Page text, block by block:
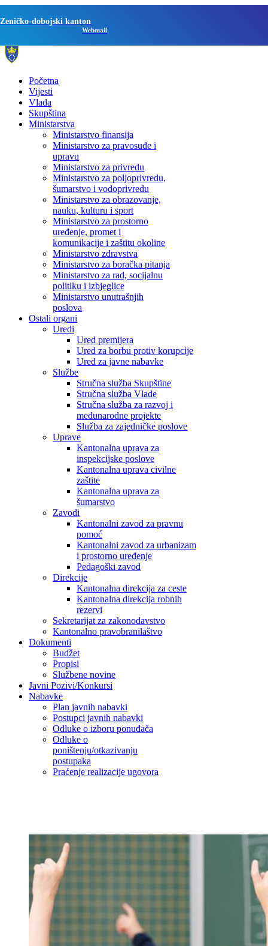
Zeničko-dobojski kanton
Webmail
Početna
Vijesti
Vlada
Skupština
Ministarstva
Ministarstvo finansija
Ministarstvo za pravosuđe i
upravu
Ministarstvo za privredu
Ministarstvo za poljoprivredu,
šumarstvo i vodoprivredu
Ministarstvo za obrazovanje,
nauku, kulturu i sport
Ministarstvo za prostorno
uređenje, promet i
komunikacije i zaštitu okoline
Ministarstvo zdravstva
Ministarstvo za boračka pitanja
Ministarstvo za rad, socijalnu
politiku i izbjeglice
Ministarstvo unutrašnjih
poslova
Ostali organi
Uredi
Ured premijera
Ured za borbu protiv korupcije
Ured za javne nabavke
Službe
Stručna služba Skupštine
Stručna služba Vlade
Stručna služba za razvoj i
međunarodne projekte
Služba za zajedničke poslove
Uprave
Kantonalna uprava za
inspekcijske poslove
Kantonalna uprava civilne
zaštite
Kantonalna uprava za
šumarstvo
Zavodi
Kantonalni zavod za pravnu
pomoć
Kantonalni zavod za urbanizam
i prostorno uređenje
Pedagoški zavod
Direkcije
Kantonalna direkcija za ceste
Kantonalna direkcija robnih
rezervi
Sekretarijat za zakonodavstvo
Kantonalno pravobranilaštvo
Dokumenti
Budžet
Propisi
Službene novine
Javni Pozivi/Konkursi
Nabavke
Plan javnih nabavki
Postupci javnih nabavki
Odluke o izboru ponuđača
Odluke o
poništenju/otkazivanju
postupaka
Praćenje realizacije ugovora